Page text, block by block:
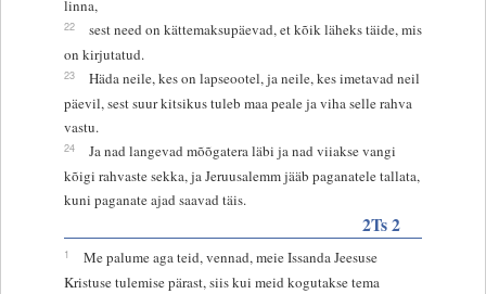
linna,
22
sest need on kättemaksupäevad, et kõik läheks täide, mis
on kirjutatud.
23
Häda neile, kes on lapseootel, ja neile, kes imetavad neil
päevil, sest suur kitsikus tuleb maa peale ja viha selle rahva
vastu.
24
Ja nad langevad mõõgatera läbi ja nad viiakse vangi
kõigi rahvaste sekka, ja Jeruusalemm jääb paganatele tallata,
kuni paganate ajad saavad täis.
2Ts 2
1
Me palume aga teid, vennad, meie Issanda Jeesuse
Kristuse tulemise pärast, siis kui meid kogutakse tema